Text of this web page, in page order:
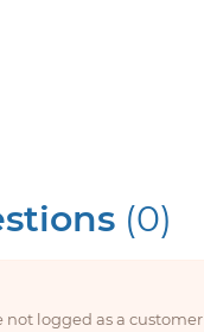
(0)
not logged as a customer